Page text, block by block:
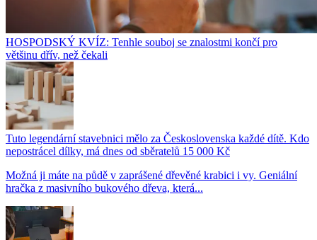
HOSPODSKÝ KVÍZ: Tenhle souboj se znalostmi končí pro
většinu dřív, než čekali
Tuto legendární stavebnici mělo za Československa každé dítě. Kdo
nepostrácel dílky, má dnes od sběratelů 15 000 Kč
Možná ji máte na půdě v zaprášené dřevěné krabici i vy. Geniální
hračka z masivního bukového dřeva, která...